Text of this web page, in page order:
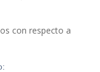
con respecto a